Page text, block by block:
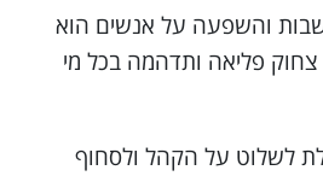
והשפעה על אנשים הוא
צחוק פליאה ותדהמה בכל מי
לשלוט על הקהל ולסחוף